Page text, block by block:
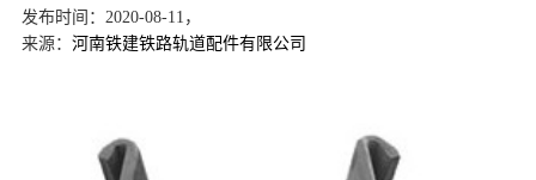
发布时间：2020-08-11，
来源： 河南铁建铁路轨道配件有限公司